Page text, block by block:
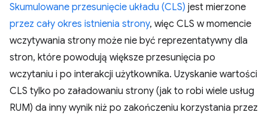
Skumulowane przesunięcie układu (CLS) jest mierzone
przez cały okres istnienia strony, więc CLS w momencie
wczytywania strony może nie być reprezentatywny dla
stron, które powodują większe przesunięcia po
wczytaniu i po interakcji użytkownika. Uzyskanie wartości
CLS tylko po załadowaniu strony (jak to robi wiele usług
RUM) da inny wynik niż po zakończeniu korzystania przez